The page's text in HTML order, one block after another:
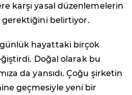
karşı yasal düzenlemelerin
gerektiğini belirtiyor.
hayattaki birçok
Doğal olarak bu
da yansıdı. Çoğu şirketin
geçmesiyle yeni bir